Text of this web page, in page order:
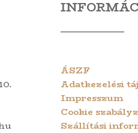
ÁSZF
Adatkezelési
Impresszum
Cookie
Szállítási